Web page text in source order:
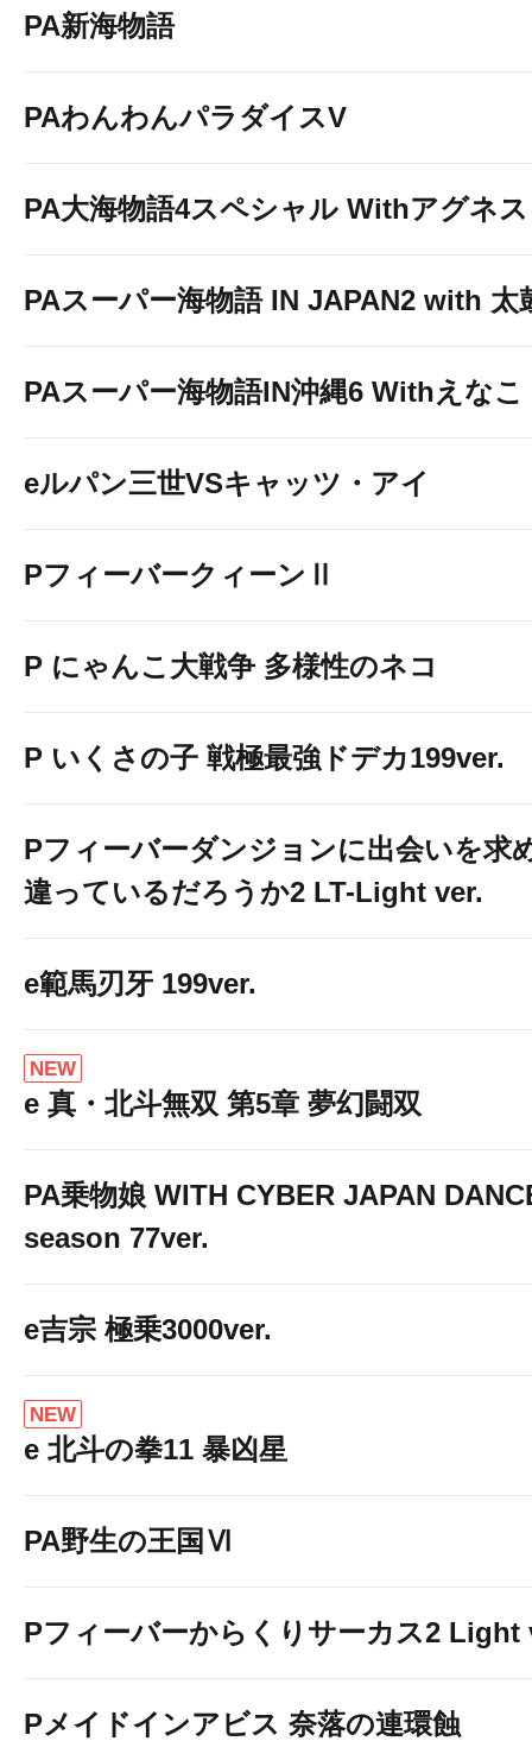
PA新海物語
PAわんわんパラダイスV
PA大海物語4スペシャル Withアグネ
PAスーパー海物語 IN JAPAN2 with 太
PAスーパー海物語IN沖縄6 Withえなこ
eルパン三世VSキャッツ・アイ
PフィーバークィーンⅡ
P にゃんこ大戦争 多様性のネコ
P いくさの子 戦極最強ドデカ199ver.
Pフィーバーダンジョンに出会いを求
違っているだろうか2 LT-Light ver.
e範馬刃牙 199ver.
NEW
e 真・北斗無双 第5章 夢幻闘双
PA乗物娘 WITH CYBER JAPAN
season 77ver.
e吉宗 極乗3000ver.
NEW
e 北斗の拳11 暴凶星
PA野生の王国Ⅵ
Pフィーバーからくりサーカス2 Light
Pメイドインアビス 奈落の連環蝕